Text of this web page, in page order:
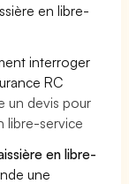
en libre-
interroger
RC
un devis pour
libre-service
en libre-
une